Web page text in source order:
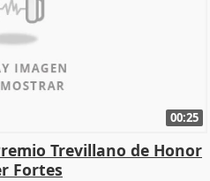
00:25
Trevillano de Honor
Fortes